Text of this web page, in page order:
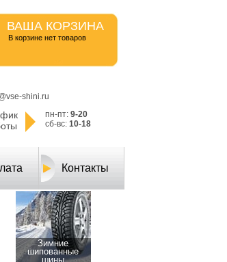
ВАША КОРЗИНА
B корзине нет товаров
shini.ru
пн-пт: 9-20
сб-вс: 10-18
Контакты
Зимние
шипованные
шины